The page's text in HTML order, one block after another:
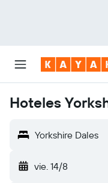
Hoteles
Yorkshire Dales
vie. 14/8